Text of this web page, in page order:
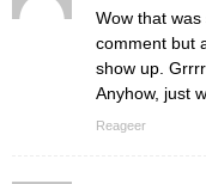
Wow that
comment but
show up.
Anyhow, just
Reageer